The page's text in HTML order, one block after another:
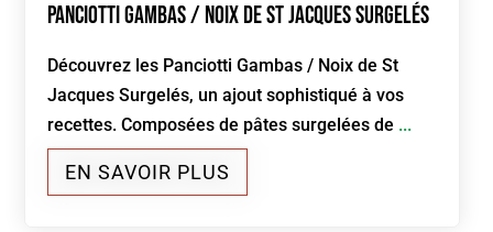
Panciotti Gambas / Noix de St Jacques Surgelés
Découvrez les Panciotti Gambas / Noix de St
Jacques Surgelés, un ajout sophistiqué à vos
recettes. Composées de pâtes surgelées de ...
EN SAVOIR PLUS